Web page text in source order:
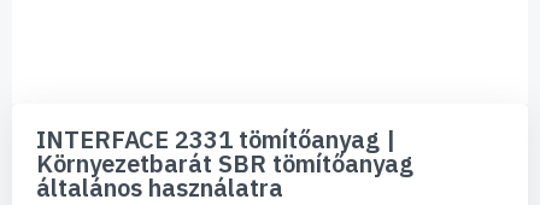
képgaléria
elejére
INTERFACE 2331 tömítőanyag |
Környezetbarát SBR tömítőanyag
általános használatra